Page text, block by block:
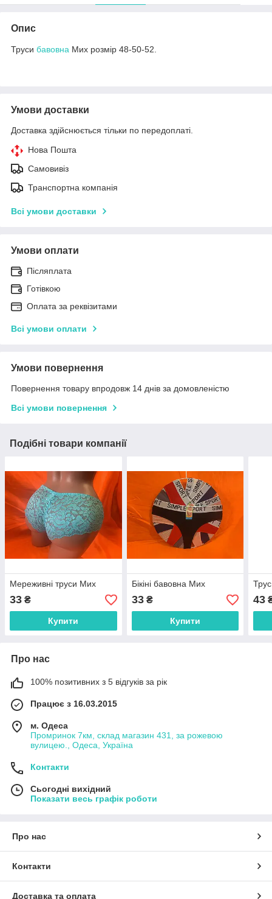
Опис
Труси бавовна Мих розмір 48-50-52.
Умови доставки
Доставка здійснюється тільки по передоплаті.
Нова Пошта
Самовивіз
Транспортна компанія
Всі умови доставки
Умови оплати
Післяплата
Готівкою
Оплата за реквізитами
Всі умови оплати
Умови повернення
Повернення товару впродовж 14 днів за домовленістю
Всі умови повернення
Подібні товари компанії
Мереживні труси Мих
33 ₴
Купити
Бікіні бавовна Мих
33₴
Купити
43
Про нас
100% позитивних з 5 відгуків за рік
Працює з 16.03.2015
м. Одеса
Промринок 7км, склад магазин 431, за рожевою
вулицею., Одеса, Україна
Контакти
Сьогодні вихідний
Показати весь графік роботи
Про нас
Контакти
Доставка та оплата